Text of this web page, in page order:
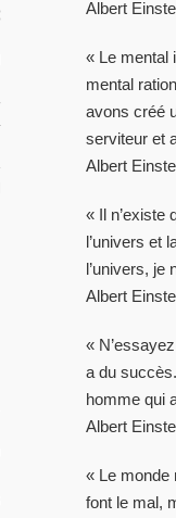
SUR L’ÉQUIPAGE DE
PHOTO
Albert
« Le mental
mental
avons créé
serviteur et
Albert
« Il n’existe
l’univers et
l’univers, je
Albert
«
a du
homme qui
Albert
« Le monde
font le mal,